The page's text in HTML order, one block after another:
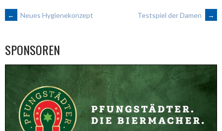
ARTIKEL-
NAVIGATION
← Neues Hygienekonzept Testspiel der Damen →
SPONSOREN